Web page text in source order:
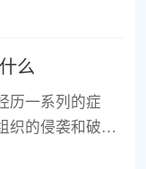
么
历一系列的症
织的侵袭和破